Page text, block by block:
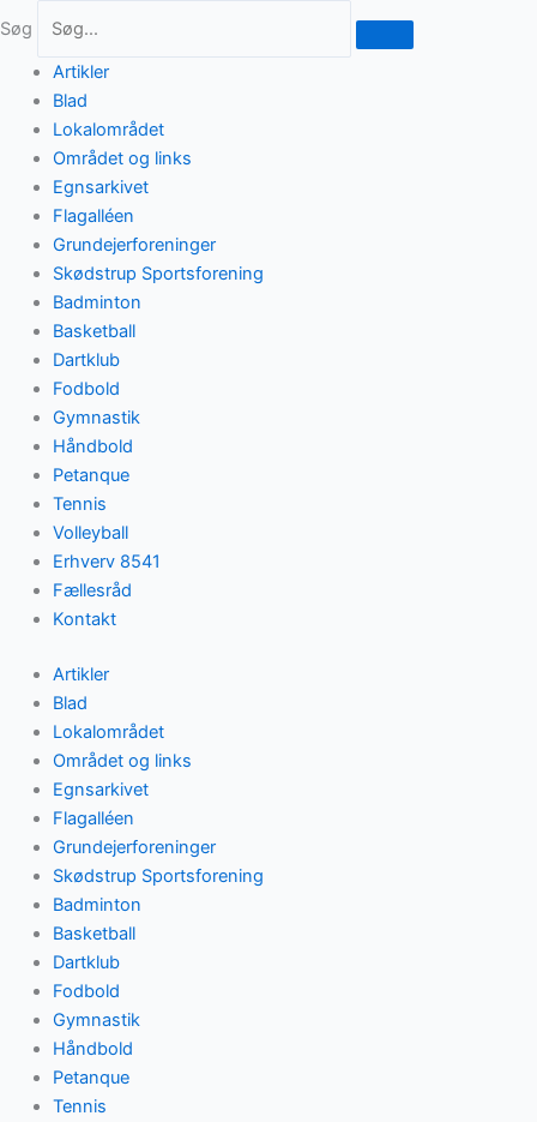
til
indholdet
Søg
Artikler
Blad
Lokalområdet
Området og links
Egnsarkivet
Flagalléen
Grundejerforeninger
Skødstrup Sportsforening
Badminton
Basketball
Dartklub
Fodbold
Gymnastik
Håndbold
Petanque
Tennis
Volleyball
Erhverv 8541
Fællesråd
Kontakt
Artikler
Blad
Lokalområdet
Området og links
Egnsarkivet
Flagalléen
Grundejerforeninger
Skødstrup Sportsforening
Badminton
Basketball
Dartklub
Fodbold
Gymnastik
Håndbold
Petanque
Tennis